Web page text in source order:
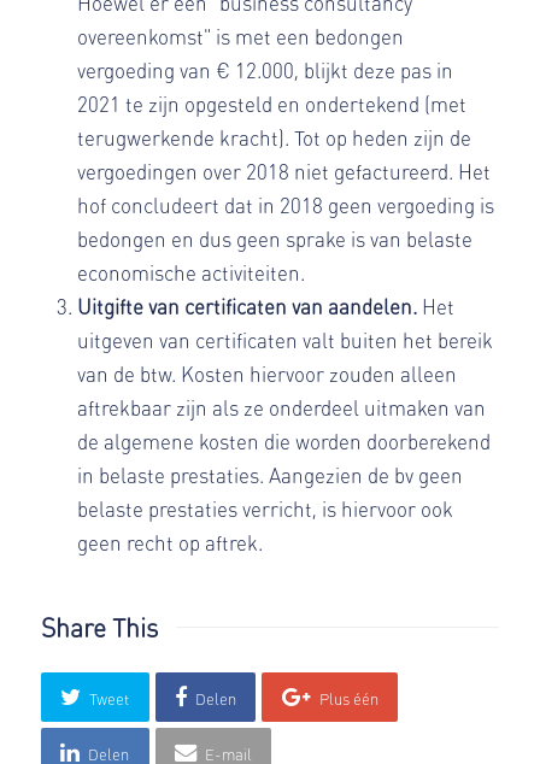
overeenkomst" is met een bedongen
vergoeding van € 12.000, blijkt deze pas in
2021 te zijn opgesteld en ondertekend (met
terugwerkende kracht). Tot op heden zijn de
vergoedingen over 2018 niet gefactureerd. Het
hof concludeert dat in 2018 geen vergoeding is
bedongen en dus geen sprake is van belaste
economische activiteiten.
Uitgifte van certificaten van aandelen.Het
uitgeven van certificaten valt buiten het bereik
van de btw. Kosten hiervoor zouden alleen
aftrekbaar zijn als ze onderdeel uitmaken van
de algemene kosten die worden doorberekend
in belaste prestaties. Aangezien de bv geen
belaste prestaties verricht, is hiervoor ook
geen recht op aftrek.
Share This
Tweet Delen Plus één
Delen E-mail